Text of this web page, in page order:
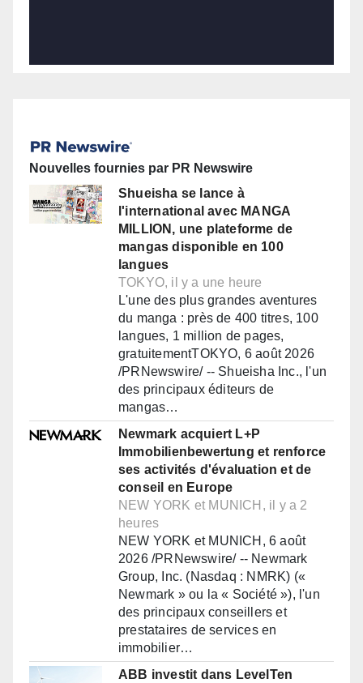
Nouvelles fournies par PR Newswire
Shueisha se lance à
l'international avec MANGA
MILLION, une plateforme de
mangas disponible en 100
langues
TOKYO, il y a une heure
L'une des plus grandes aventures
du manga : près de 400 titres, 100
langues, 1 million de pages,
gratuitementTOKYO, 6 août 2026
/PRNewswire/ -- Shueisha Inc., l'un
des principaux éditeurs de
mangas…
Newmark acquiert L+P
Immobilienbewertung et renforce
ses activités d'évaluation et de
conseil en Europe
NEW YORK et MUNICH, il y a 2
heures
NEW YORK et MUNICH, 6 août
2026 /PRNewswire/ -- Newmark
Group, Inc. (Nasdaq : NMRK) («
Newmark » ou la « Société »), l'un
des principaux conseillers et
prestataires de services en
immobilier…
ABB investit dans LevelTen